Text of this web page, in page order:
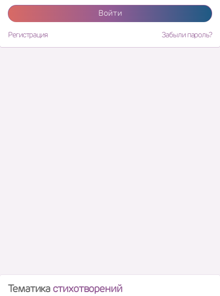
Войти
Регистрация Забыли пароль?
Тематикастихотворений